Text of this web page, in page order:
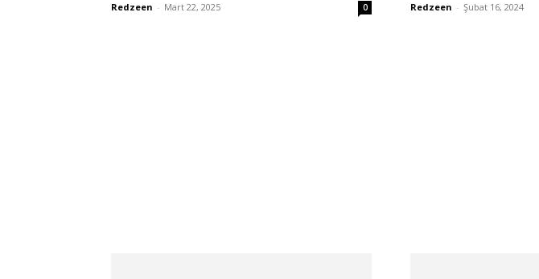
Redzeen - Mart 22, 2025 0 Redzeen - Şubat 16, 2024